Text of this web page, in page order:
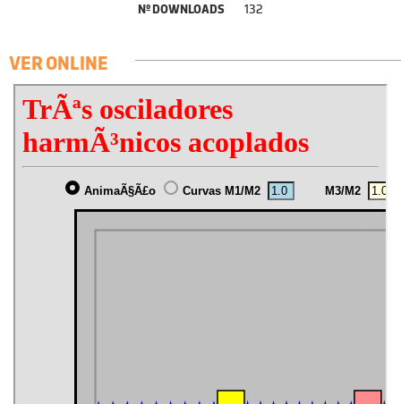
Nº DOWNLOADS 132
VER ONLINE